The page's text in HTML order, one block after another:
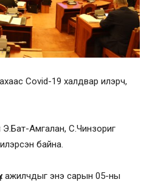
Covid-19 халдвар илэрч,
Э.Бат-Амгалан, С.Чинзориг
байна.
ажилчдыг энэ сарын 05-ны